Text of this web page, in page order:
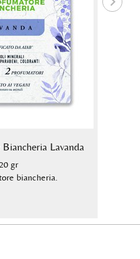
Lavanda
20 gr
biancheria.